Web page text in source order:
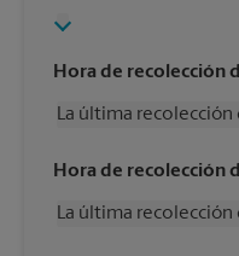
Hora de recolección
La última recolección
Miércoles
4:45
Viernes
4:45
Hora de recolección
La última recolección